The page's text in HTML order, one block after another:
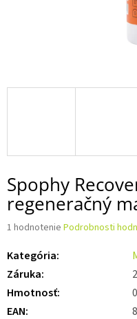
Spophy
regeneračný
Priemerné
produktu
5,0
z 5
hviezdičiek.
1 hodnotenie Podrobnosti
Kategória:
Záruka:
Hmotnosť:
EAN: